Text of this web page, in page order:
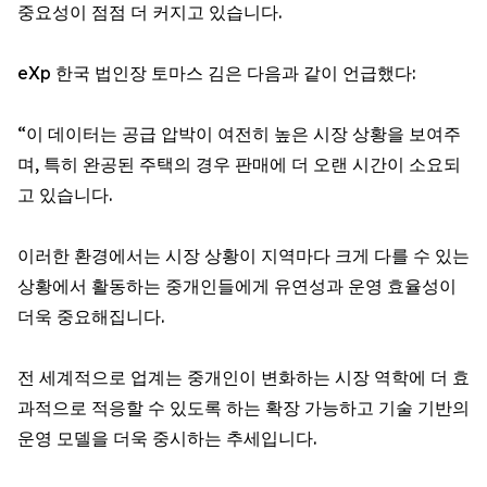
중요성이 점점 더 커지고 있습니다.
eXp 한국 법인장 토마스 김은 다음과 같이 언급했다:
“이 데이터는 공급 압박이 여전히 높은 시장 상황을 보여주
며, 특히 완공된 주택의 경우 판매에 더 오랜 시간이 소요되
고 있습니다.
이러한 환경에서는 시장 상황이 지역마다 크게 다를 수 있는
상황에서 활동하는 중개인들에게 유연성과 운영 효율성이
더욱 중요해집니다.
전 세계적으로 업계는 중개인이 변화하는 시장 역학에 더 효
과적으로 적응할 수 있도록 하는 확장 가능하고 기술 기반의
운영 모델을 더욱 중시하는 추세입니다.